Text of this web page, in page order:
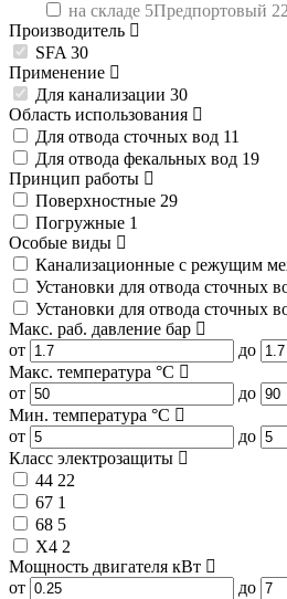
на складе 5Предпортовый 22
Производитель
SFA 30
Применение
Для канализации 30
Область использования
Для отвода сточных вод 11
Для отвода фекальных вод 19
Принцип работы
Поверхностные 29
Погружные 1
Особые виды
Канализационные с режущим
Установки для отвода сточных
Установки для отвода сточных
Макс. раб. давление бар
от
до
Макс. температура °C
от
до
Мин. температура °C
от
до
Класс электрозащиты
44 22
67 1
68 5
X4 2
Мощность двигателя кВт
от
до